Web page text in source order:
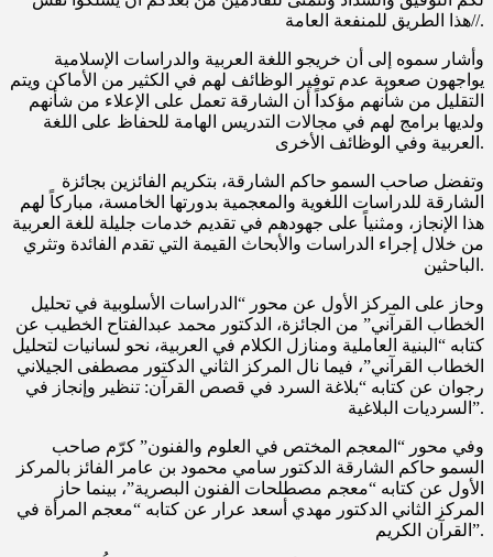
هذا الطريق للمنفعة العامة//.
وأشار سموه إلى أن خريجو اللغة العربية والدراسات الإسلامية
يواجهون صعوبة عدم توفير الوظائف لهم في الكثير من الأماكن ويتم
التقليل من شأنهم مؤكداً أن الشارقة تعمل على الإعلاء من شأنهم
ولديها برامج لهم في مجالات التدريس الهامة للحفاظ على اللغة
العربية وفي الوظائف الأخرى.
وتفضل صاحب السمو حاكم الشارقة، بتكريم الفائزين بجائزة
الشارقة للدراسات اللغوية والمعجمية بدورتها الخامسة، مباركاً لهم
هذا الإنجاز، ومثنياً على جهودهم في تقديم خدمات جليلة للغة العربية
من خلال إجراء الدراسات والأبحاث القيمة التي تقدم الفائدة وتثري
الباحثين.
وحاز على المركز الأول عن محور “الدراسات الأسلوبية في تحليل
الخطاب القرآني” من الجائزة، الدكتور محمد عبدالفتاح الخطيب عن
كتابه “البنية العاملية ومنازل الكلام في العربية، نحو لسانيات لتحليل
الخطاب القرآني”، فيما نال المركز الثاني الدكتور مصطفى الجيلاني
رجوان عن كتابه “بلاغة السرد في قصص القرآن: تنظير وإنجاز في
السرديات البلاغية”.
وفي محور “المعجم المختص في العلوم والفنون” كرّم صاحب
السمو حاكم الشارقة الدكتور سامي محمود بن عامر الفائز بالمركز
الأول عن كتابه “معجم مصطلحات الفنون البصرية”، بينما حاز
المركز الثاني الدكتور مهدي أسعد عرار عن كتابه “معجم المرأة في
القرآن الكريم”.